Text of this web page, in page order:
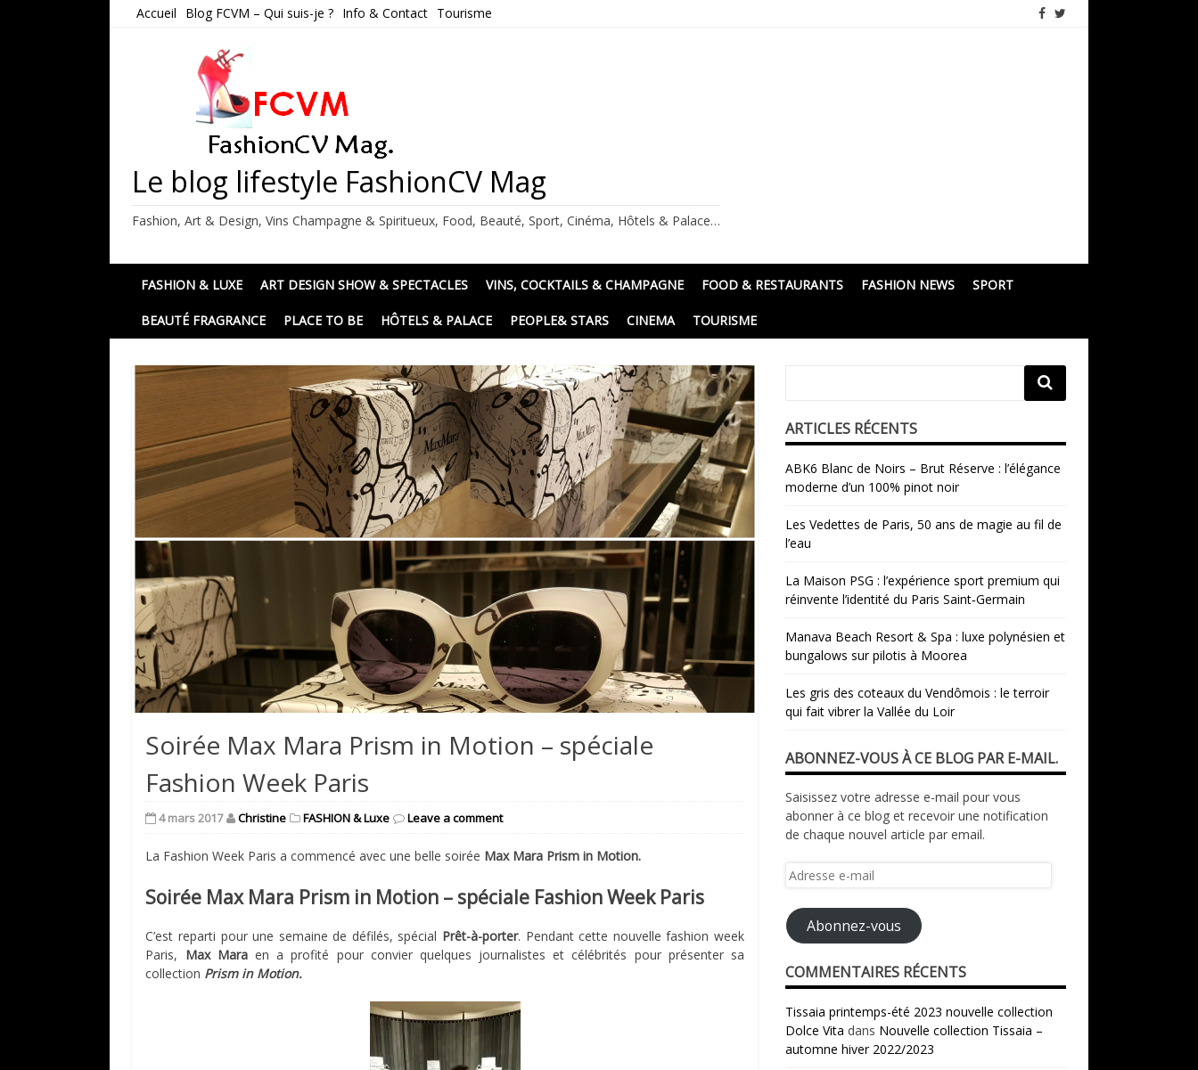
Accueil Blog FCVM – Qui suis-je ? Info & Contact Tourisme
Le blog lifestyle FashionCV Mag
Fashion, Art & Design, Vins Champagne & Spiritueux, Food, Beauté, Sport, Cinéma, Hôtels & Palace…
FASHION & LUXE ART DESIGN SHOW & SPECTACLES VINS, COCKTAILS & CHAMPAGNE FOOD & RESTAURANTS FASHION NEWS SPORT
BEAUTÉ FRAGRANCE PLACE TO BE HÔTELS & PALACE PEOPLE& STARS CINEMA TOURISME
Soirée Max Mara Prism in Motion – spéciale
Fashion Week Paris
4 mars 2017 Christine FASHION & Luxe Leave a comment
La Fashion Week Paris a commencé avec une belle soirée Max Mara Prism in Motion.
Soirée Max Mara Prism in Motion – spéciale Fashion Week Paris
C’est reparti pour une semaine de défilés, spécial Prêt-à-porter. Pendant cette nouvelle fashion week
Paris, Max Maraen a profité pour convier quelques journalistes et célébrités pour présenter sa
collection Prism in Motion.
ARTICLES RÉCENTS
ABK6 Blanc de Noirs – Brut Réserve : l’élégance
moderne d’un 100% pinot noir
Les Vedettes de Paris, 50 ans de magie au fil de
l’eau
La Maison PSG : l’expérience sport premium qui
réinvente l’identité du Paris Saint‑Germain
Manava Beach Resort & Spa : luxe polynésien et
bungalows sur pilotis à Moorea
Les gris des coteaux du Vendômois : le terroir
qui fait vibrer la Vallée du Loir
ABONNEZ-VOUS À CE BLOG PAR E-MAIL.
Saisissez votre adresse e-mail pour vous
abonner à ce blog et recevoir une notification
de chaque nouvel article par email.
Adresse
mail
Abonnez-vous
COMMENTAIRES RÉCENTS
Tissaia printemps-été 2023 nouvelle collection
Dolce Vita dans Nouvelle collection Tissaia –
automne hiver 2022/2023